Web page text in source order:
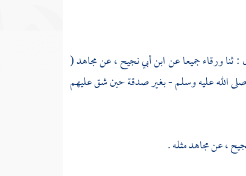
: ثناورقاءجميعا عنابن أبي نجيح، عنمجاهد(
الله عليه وسلم - بغير صدقة حين شق عليهم
، عنمجاهدمثله .